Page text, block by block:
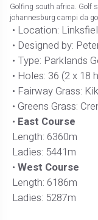
Golfing south africa. Golf
johannesburg campi da
• Location:
• Designed by:
• Type: Parklands
• Holes: 36 (2 x 18
• Fairway Grass:
• Greens Grass:
• East Course
Length: 6360m
Ladies: 5441m
•West Course
Length: 6186m
Ladies: 5287m